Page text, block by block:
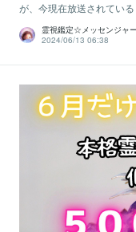
が、今現在放送されてい
霊視鑑定☆メッセンジャ
2024/06/13 06:38